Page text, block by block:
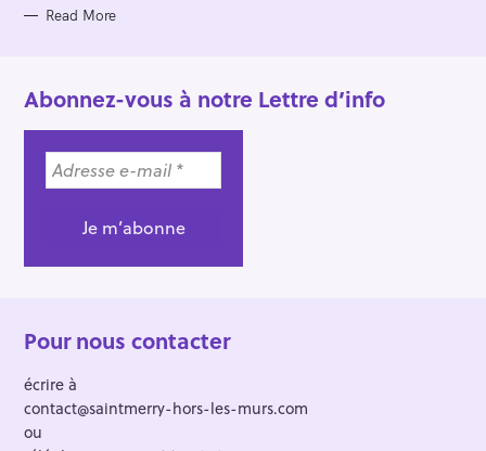
S Read More
Abonnez-vous à notre Lettre d’info
Pour nous contacter
écrire à
contact@saintmerry-hors-les-murs.com
ou